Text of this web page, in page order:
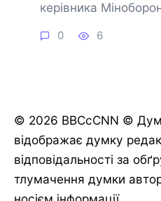
керівника
0 6
© 2026 BBCcCNN ©
відображає думку
відповідальності за
тлумачення думки